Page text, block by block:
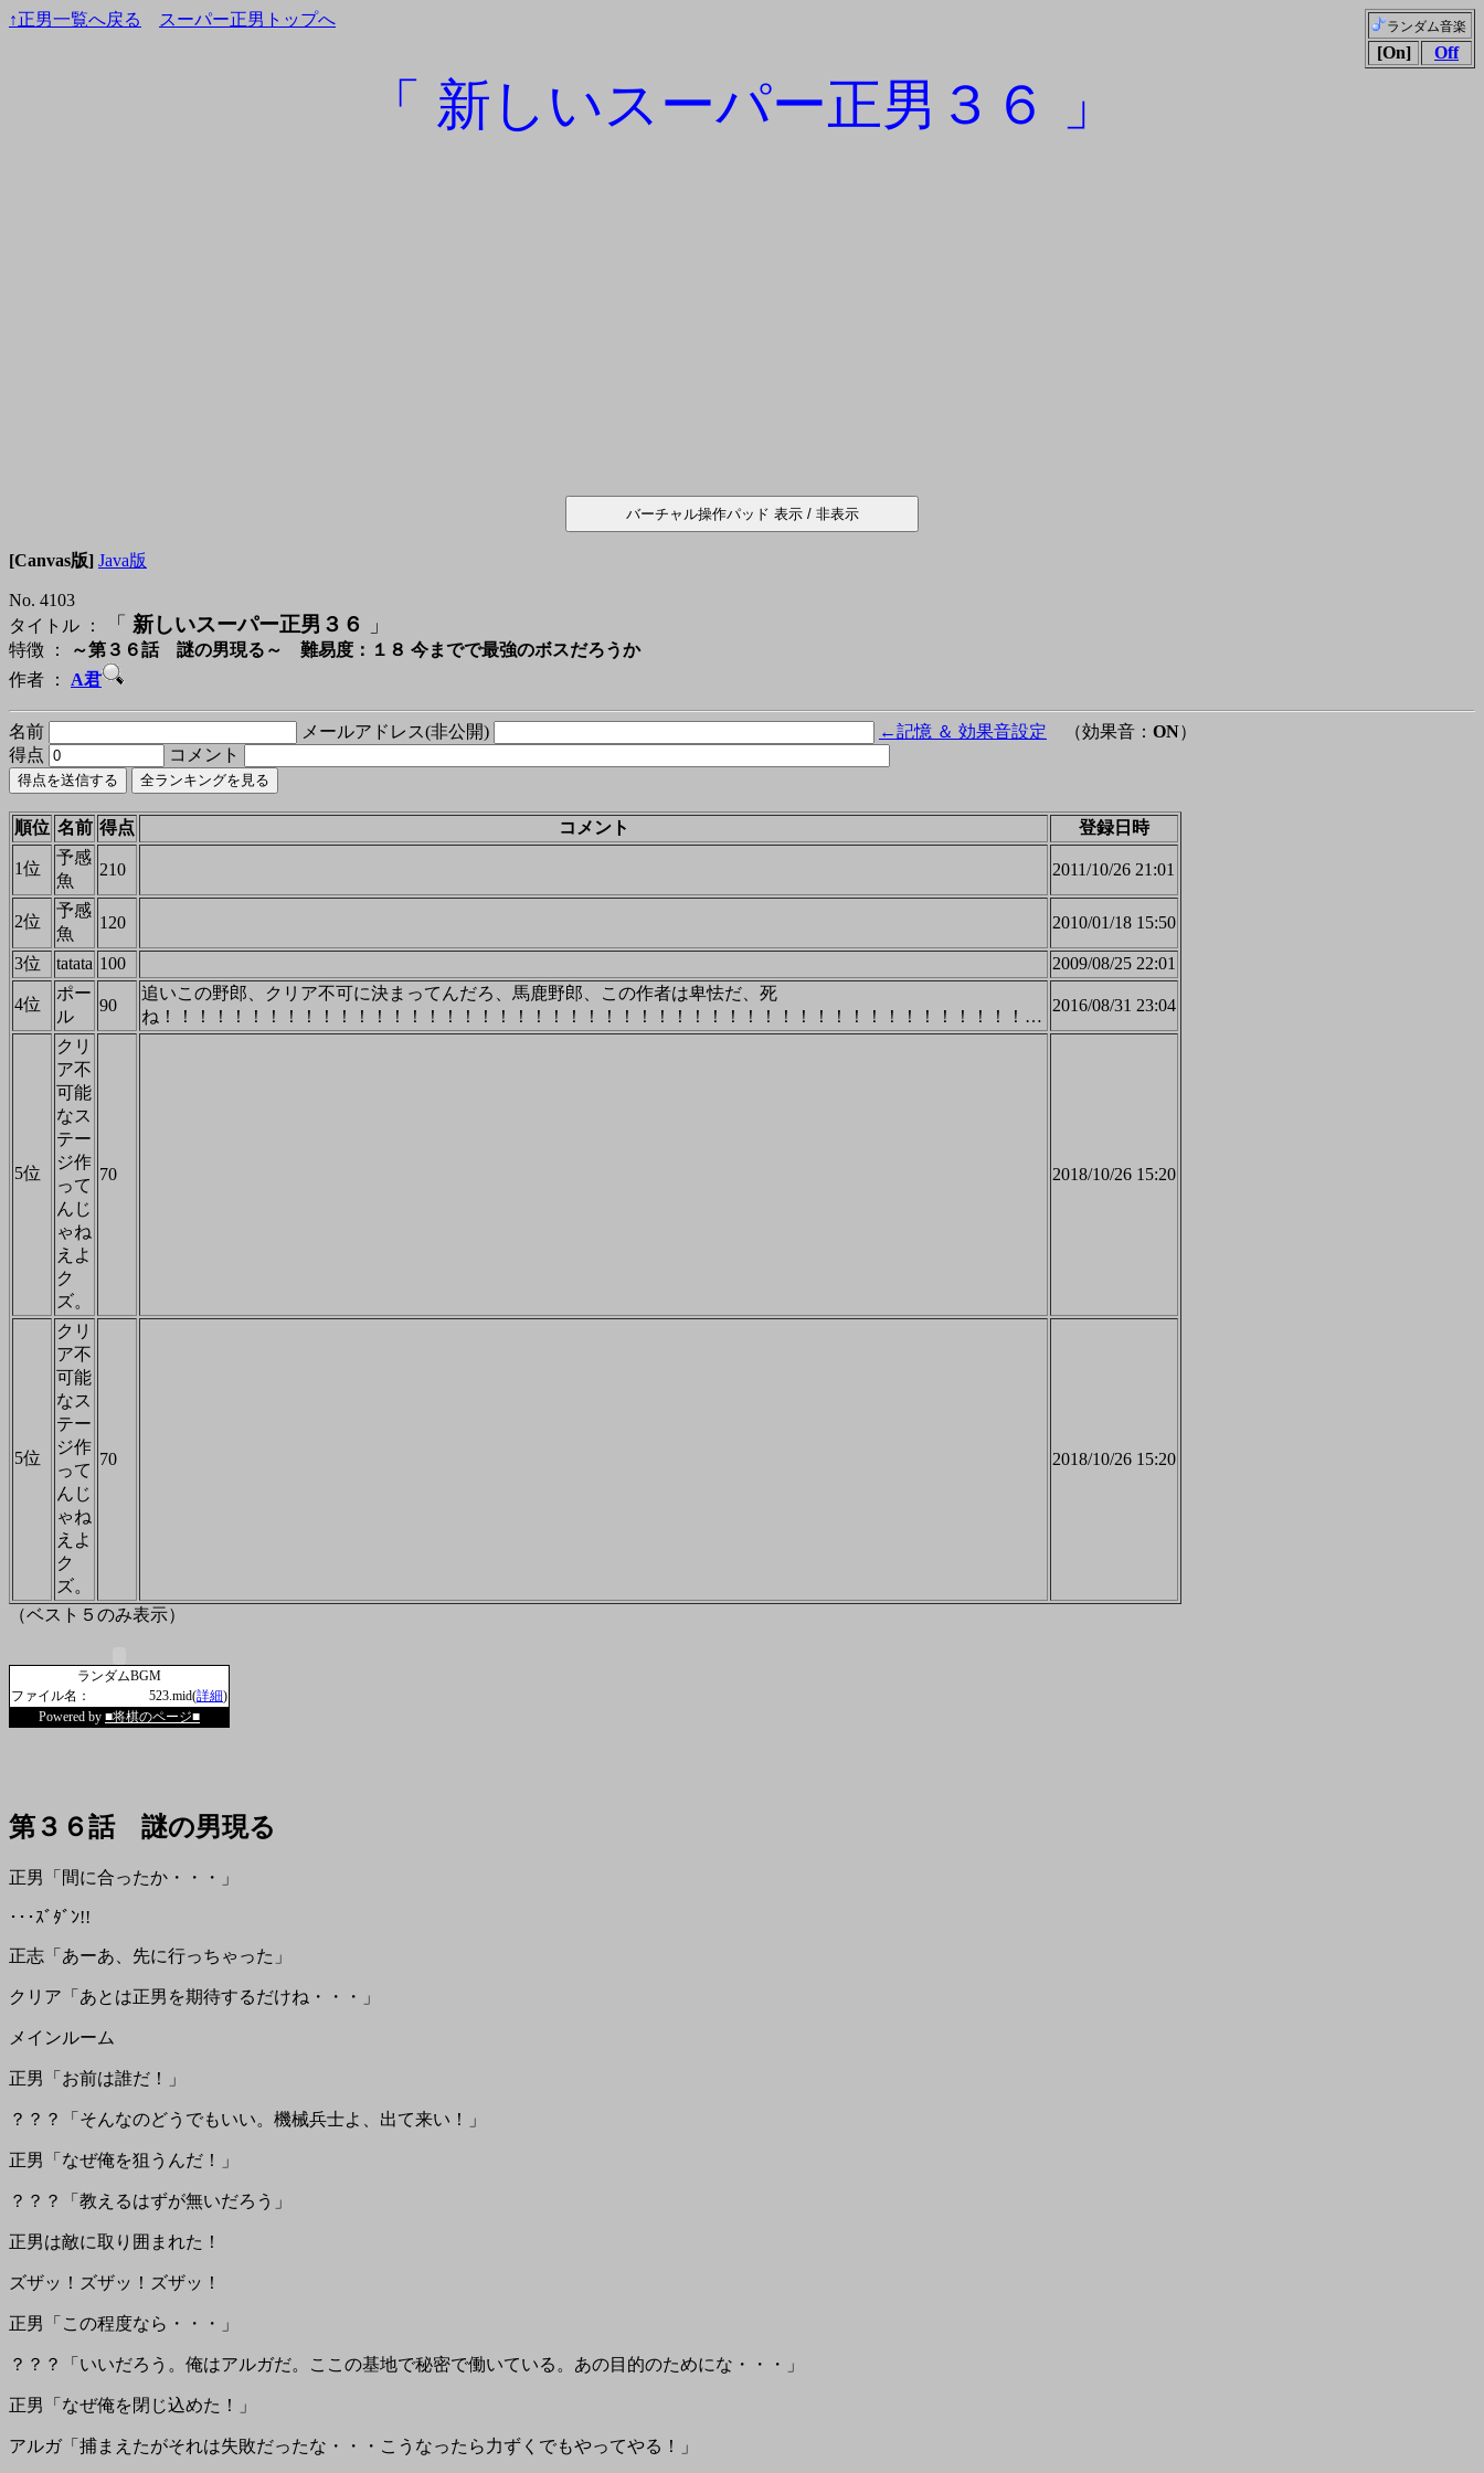
↑正男一覧へ戻る スーパー正男トップへ ランダム音楽
[On] Off
「 新しいスーパー正男３６ 」
[Canvas版] Java版
No. 4103
タイトル ：
「 新しいスーパー正男３６ 」
特徴 ：
～第３６話 謎の男現る～ 難易度：１８ 今までで最強のボスだろうか
作者 ： A君
名前 メールアドレス(非公開) ←記憶 ＆ 効果音設定 （効果音： ON）
得点
コメント
順位 名前 得点 コメント 登録日時
1位
予感
魚
210 2011/10/26 21:01
2位
予感
魚
120 2010/01/18 15:50
3位 tatata 100 2009/08/25 22:01
4位
ポー
ル
90
追いこの野郎、クリア不可に決まってんだろ、馬鹿野郎、この作者は卑怯だ、死
ね！！！！！！！！！！！！！！！！！！！！！！！！！！！！！！！！！！！！！！！！！！！！！！！！！！！！！！！！！！！！！！！
2016/08/31 23:04
5位
クリ
ア不
可能
なス
テー
ジ作
って
んじ
ゃね
えよ
ク
ズ。
70 2018/10/26 15:20
5位
クリ
ア不
可能
なス
テー
ジ作
って
んじ
ゃね
えよ
ク
ズ。
70 2018/10/26 15:20
（ベスト５のみ表示）
ランダムBGM
ファイル名：
523.mid(詳細)
Powered by ■将棋のページ■
第３６話 謎の男現る
正男「間に合ったか・・・」
･･･ｽﾞﾀﾞﾝ!!
正志「あーあ、先に行っちゃった」
クリア「あとは正男を期待するだけね・・・」
メインルーム
正男「お前は誰だ！」
？？？「そんなのどうでもいい。機械兵士よ、出て来い！」
正男「なぜ俺を狙うんだ！」
？？？「教えるはずが無いだろう」
正男は敵に取り囲まれた！
ズザッ！ズザッ！ズザッ！
正男「この程度なら・・・」
？？？「いいだろう。俺はアルガだ。ここの基地で秘密で働いている。あの目的のためにな・・・」
正男「なぜ俺を閉じ込めた！」
アルガ「捕まえたがそれは失敗だったな・・・こうなったら力ずくでもやってやる！」